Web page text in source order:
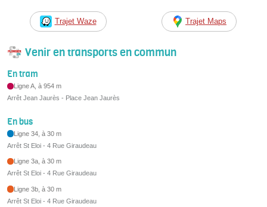
Trajet Waze Trajet Maps
Venir en transports en commun
En tram
Ligne A, à 954 m
Arrêt Jean Jaurès - Place Jean Jaurès
En bus
Ligne 34, à 30 m
Arrêt St Eloi - 4 Rue Giraudeau
Ligne 3a, à 30 m
Arrêt St Eloi - 4 Rue Giraudeau
Ligne 3b, à 30 m
Arrêt St Eloi - 4 Rue Giraudeau